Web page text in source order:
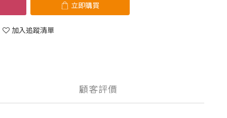
立即購買
加入追蹤清單
顧客評價